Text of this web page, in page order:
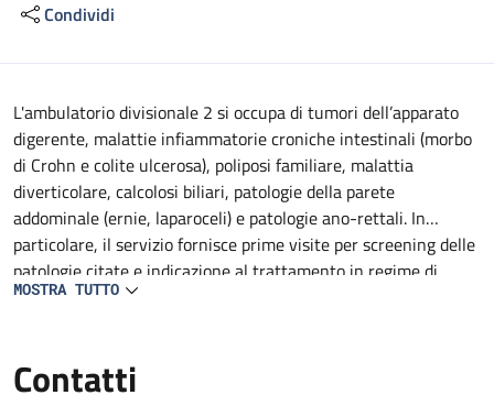
Condividi
Descrizione
L'ambulatorio divisionale 2 si occupa di tumori dell’apparato
digerente, malattie infiammatorie croniche intestinali (morbo
di Crohn e colite ulcerosa), poliposi familiare, malattia
diverticolare, calcolosi biliari, patologie della parete
addominale (ernie, laparoceli) e patologie ano-rettali. In
particolare, il servizio fornisce prime visite per screening delle
patologie citate e indicazione al trattamento in regime di
ricovero, Day Surgery, amulatoriale ed inserimento nelle
MOSTRA TUTTO
Contatti